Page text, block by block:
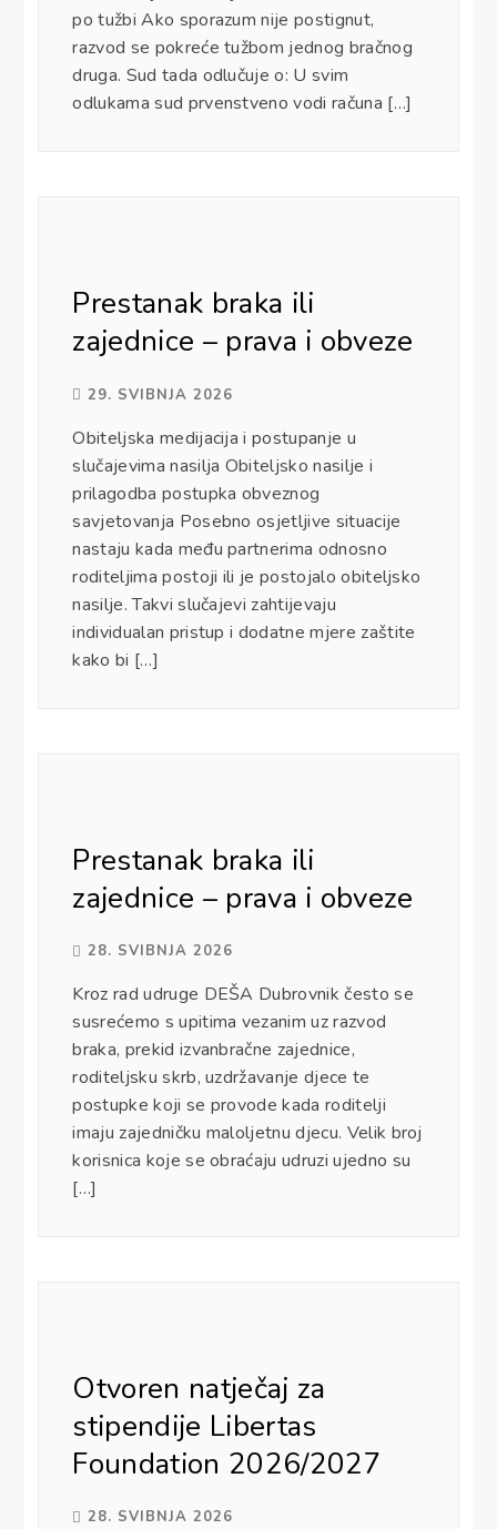
po tužbi Ako sporazum nije postignut,
razvod se pokreće tužbom jednog bračnog
druga. Sud tada odlučuje o: U svim
odlukama sud prvenstveno vodi računa […]
Prestanak braka ili
zajednice – prava i obveze
29. SVIBNJA 2026
Obiteljska medijacija i postupanje u
slučajevima nasilja Obiteljsko nasilje i
prilagodba postupka obveznog
savjetovanja Posebno osjetljive situacije
nastaju kada među partnerima odnosno
roditeljima postoji ili je postojalo obiteljsko
nasilje. Takvi slučajevi zahtijevaju
individualan pristup i dodatne mjere zaštite
kako bi […]
Prestanak braka ili
zajednice – prava i obveze
28. SVIBNJA 2026
Kroz rad udruge DEŠA Dubrovnik često se
susrećemo s upitima vezanim uz razvod
braka, prekid izvanbračne zajednice,
roditeljsku skrb, uzdržavanje djece te
postupke koji se provode kada roditelji
imaju zajedničku maloljetnu djecu. Velik broj
korisnica koje se obraćaju udruzi ujedno su
[…]
Otvoren natječaj za
stipendije Libertas
Foundation 2026/2027
28. SVIBNJA 2026